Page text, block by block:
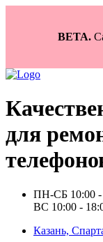
BETA.
для
ПН-СБ 10:00 -
ВС 10:00 -
Казань,